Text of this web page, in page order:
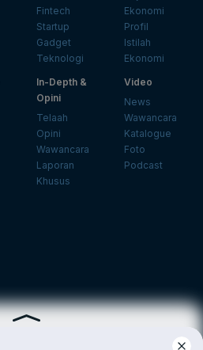
Fintech
Startup
Gadget
Teknologi
Ekonomi
Profil
Istilah
Ekonomi
In-Depth &
Opini
Telaah
Opini
Wawancara
Laporan
Khusus
Video
News
Wawancara
Katalogue
Foto
Podcast